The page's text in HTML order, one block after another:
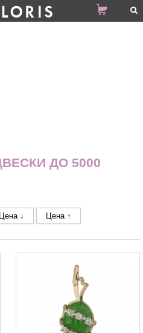
ДО 5000
Цена ↓ Цена ↑